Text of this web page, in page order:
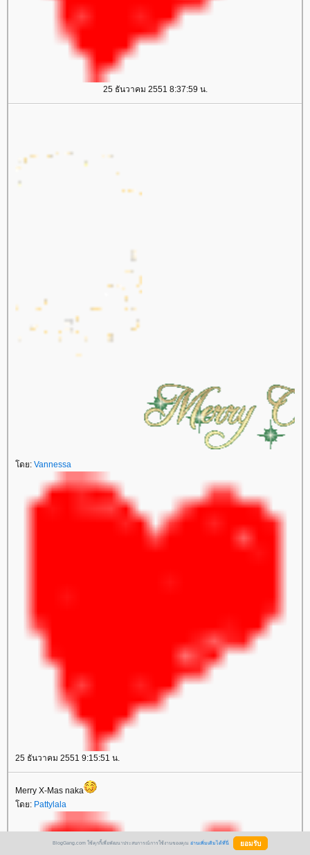
25 ธันวาคม 2551 8:37:59 น.
โดย: Vannessa
25 ธันวาคม 2551 9:15:51 น.
Merry X-Mas naka
โดย: Pattylala
BlogGang.com ใช้คุกกี้เพื่อพัฒนาประสบการณ์การใช้งานของคุณ อ่านเพิ่มเติมได้ที่นี่